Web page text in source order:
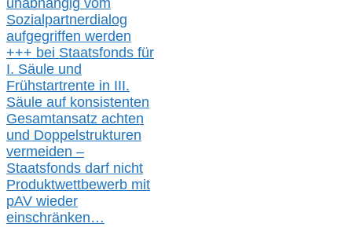
unabhängig vom
Sozialpartnerdialog
aufgegriffen werden
+++ bei Staatsfonds für
I. Säule und
Frühstartrente in III.
Säule auf konsistenten
Gesamtansatz achten
und Doppelstrukturen
vermeiden –
Staatsfonds darf nicht
Produktwettbewerb mit
pAV wieder
einschränken…